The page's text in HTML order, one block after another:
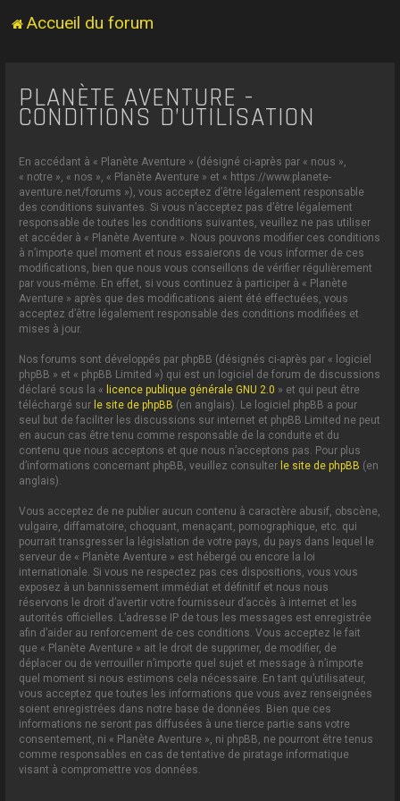
Accueil du forum
PLANÈTE AVENTURE -
CONDITIONS D’UTILISATION
En accédant à « Planète Aventure » (désigné ci-après par « nous »,
« notre », « nos », « Planète Aventure » et « https://www.planete-
aventure.net/forums »), vous acceptez d’être légalement responsable
des conditions suivantes. Si vous n’acceptez pas d’être légalement
responsable de toutes les conditions suivantes, veuillez ne pas utiliser
et accéder à « Planète Aventure ». Nous pouvons modifier ces conditions
à n’importe quel moment et nous essaierons de vous informer de ces
modifications, bien que nous vous conseillons de vérifier régulièrement
par vous-même. En effet, si vous continuez à participer à « Planète
Aventure » après que des modifications aient été effectuées, vous
acceptez d’être légalement responsable des conditions modifiées et
mises à jour.
Nos forums sont développés par phpBB (désignés ci-après par « logiciel
phpBB » et « phpBB Limited ») qui est un logiciel de forum de discussions
déclaré sous la « licence publique générale GNU 2.0 » et qui peut être
téléchargé sur le site de phpBB (en anglais). Le logiciel phpBB a pour
seul but de faciliter les discussions sur internet et phpBB Limited ne peut
en aucun cas être tenu comme responsable de la conduite et du
contenu que nous acceptons et que nous n’acceptons pas. Pour plus
d’informations concernant phpBB, veuillez consulter le site de phpBB (en
anglais).
Vous acceptez de ne publier aucun contenu à caractère abusif, obscène,
vulgaire, diffamatoire, choquant, menaçant, pornographique, etc. qui
pourrait transgresser la législation de votre pays, du pays dans lequel le
serveur de « Planète Aventure » est hébergé ou encore la loi
internationale. Si vous ne respectez pas ces dispositions, vous vous
exposez à un bannissement immédiat et définitif et nous nous
réservons le droit d’avertir votre fournisseur d’accès à internet et les
autorités officielles. L’adresse IP de tous les messages est enregistrée
afin d’aider au renforcement de ces conditions. Vous acceptez le fait
que « Planète Aventure » ait le droit de supprimer, de modifier, de
déplacer ou de verrouiller n’importe quel sujet et message à n’importe
quel moment si nous estimons cela nécessaire. En tant qu’utilisateur,
vous acceptez que toutes les informations que vous avez renseignées
soient enregistrées dans notre base de données. Bien que ces
informations ne seront pas diffusées à une tierce partie sans votre
consentement, ni « Planète Aventure », ni phpBB, ne pourront être tenus
comme responsables en cas de tentative de piratage informatique
visant à compromettre vos données.